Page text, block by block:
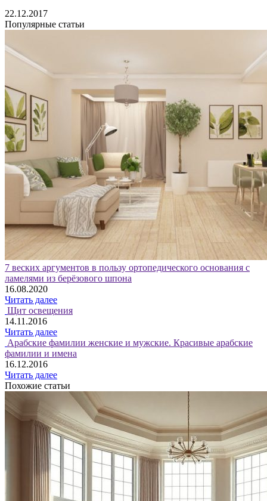
22.12.2017
Популярные статьи
7 веских аргументов в пользу ортопедического основания с
ламелями из берёзового шпона
16.08.2020
Читать далее
Щит освещения
14.11.2016
Читать далее
Арабские фамилии женские и мужские. Красивые арабские
фамилии и имена
16.12.2016
Читать далее
Похожие статьи